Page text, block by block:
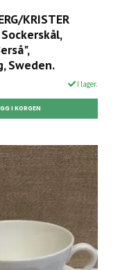
KRISTER
Sockerskål,
Sweden.
I lager.